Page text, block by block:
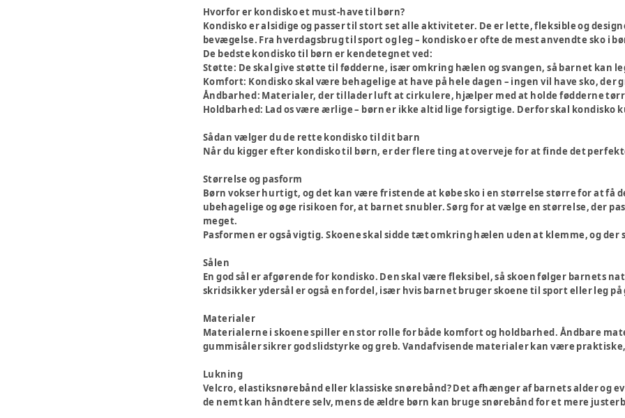
Hvorfor er kondisko et must-have til børn?
Kondisko er alsidige og passer til stort set alle aktiviteter. De er lette, fleksible og
bevægelse. Fra hverdagsbrug til sport og leg – kondisko er ofte de mest anvendte sko i
De bedste kondisko til børn er kendetegnet ved:
Støtte: De skal give støtte til fødderne, især omkring hælen og svangen, så barnet kan
Komfort: Kondisko skal være behagelige at have på hele dagen – ingen vil have sko, der
Åndbarhed: Materialer, der tillader luft at cirkulere, hjælper med at holde fødderne
Holdbarhed: Lad os være ærlige – børn er ikke altid lige forsigtige. Derfor skal kondisko
Sådan vælger du de rette kondisko til dit barn
Når du kigger efter kondisko til børn, er der flere ting at overveje for at finde det
Størrelse og pasform
Børn vokser hurtigt, og det kan være fristende at købe sko i en størrelse større for at få
ubehagelige og øge risikoen for, at barnet snubler. Sørg for at vælge en størrelse, der
meget.
Pasformen er også vigtig. Skoene skal sidde tæt omkring hælen uden at klemme, og
Sålen
En god sål er afgørende for kondisko. Den skal være fleksibel, så skoen følger barnets
skridsikker ydersål er også en fordel, især hvis barnet bruger skoene til sport eller leg
Materialer
Materialerne i skoene spiller en stor rolle for både komfort og holdbarhed. Åndbare
gummisåler sikrer god slidstyrke og greb. Vandafvisende materialer kan være praktiske,
Lukning
Velcro, elastiksnørebånd eller klassiske snørebånd? Det afhænger af barnets alder og
de nemt kan håndtere selv, mens de ældre børn kan bruge snørebånd for et mere